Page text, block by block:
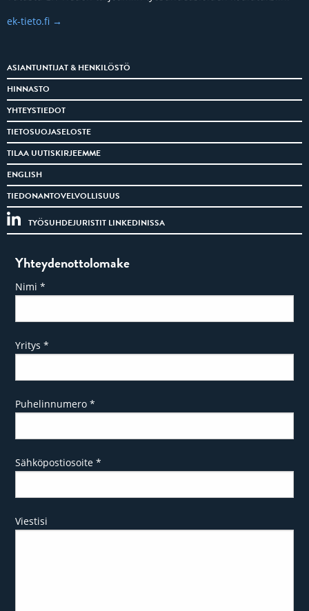
ek-tieto.fi
ASIANTUNTIJAT & HENKILÖSTÖ
HINNASTO
YHTEYSTIEDOT
TIETOSUOJASELOSTE
TILAA UUTISKIRJEEMME
ENGLISH
TIEDONANTOVELVOLLISUUS
TYÖSUHDEJURISTIT LINKEDINISSA
Yhteydenottolomake
Nimi*
Yritys*
Puhelinnumero*
Sähköpostiosoite*
Viestisi